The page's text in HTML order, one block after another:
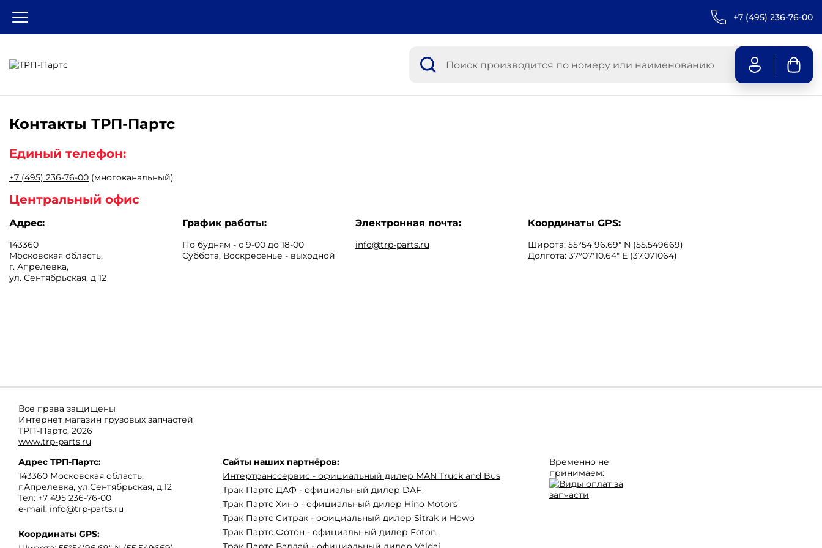
+7 (495) 236-76-00
Контакты ТРП-Партс
Единый телефон:
+7 (495) 236-76-00 (многоканальный)
Центральный офис
Адрес:
143360
Московская область,
г. Апрелевка,
ул. Сентябрьская, д 12
График работы:
По будням - с 9-00 до 18-00
Суббота, Воскресенье - выходной
Электронная почта:
info@trp-parts.ru
Координаты GPS:
Широта: 55°54'96.69" N (55.549669)
Долгота: 37°07′10.64″ E (37.071064)
Все права защищены
Интернет магазин грузовых запчастей
ТРП-Партс, 2026
www.trp-parts.ru
Адрес ТРП-Партс:
143360 Московская область,
г.Апрелевка, ул.Сентябрьская, д.12
Тел: +7 495 236-76-00
e-mail: info@trp-parts.ru
Координаты GPS:
Сайты наших партнёров:
Интертранссервис - официальный дилер MAN Truck and Bus
Трак Партс ДАФ - официальный дилер DAF
Трак Партс Хино - официальный дилер Hino Motors
Трак Партс Ситрак - официальный дилер Sitrak и Howo
Трак Партс Фотон - официальный дилер Foton
Временно не
принимаем: